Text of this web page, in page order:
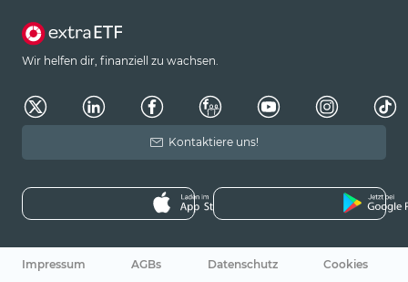
Wir helfen dir, finanziell zu wachsen.
Kontaktiere uns!
Impressum AGBs Datenschutz
Cookies